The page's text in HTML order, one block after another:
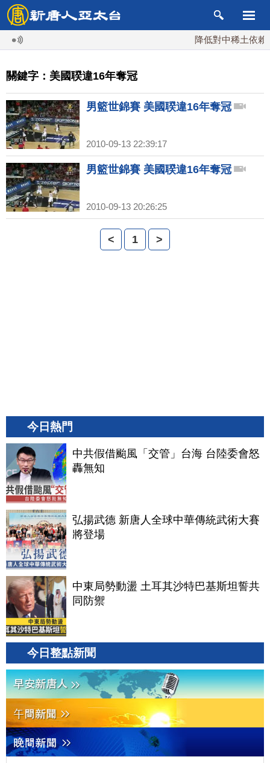
降低對中稀土依賴
關鍵字：美國聧違16年奪冠
男籃世錦賽 美國聧違16年奪冠
2010-09-13 22:39:17
男籃世錦賽 美國聧違16年奪冠
2010-09-13 20:26:25
< 1 >
今日熱門
中共假借颱風「交管」台海 台陸委會怒
轟無知
弘揚武德 新唐人全球中華傳統武術大賽
將登場
中東局勢動盪 土耳其沙特巴基斯坦誓共
同防禦
今日整點新聞